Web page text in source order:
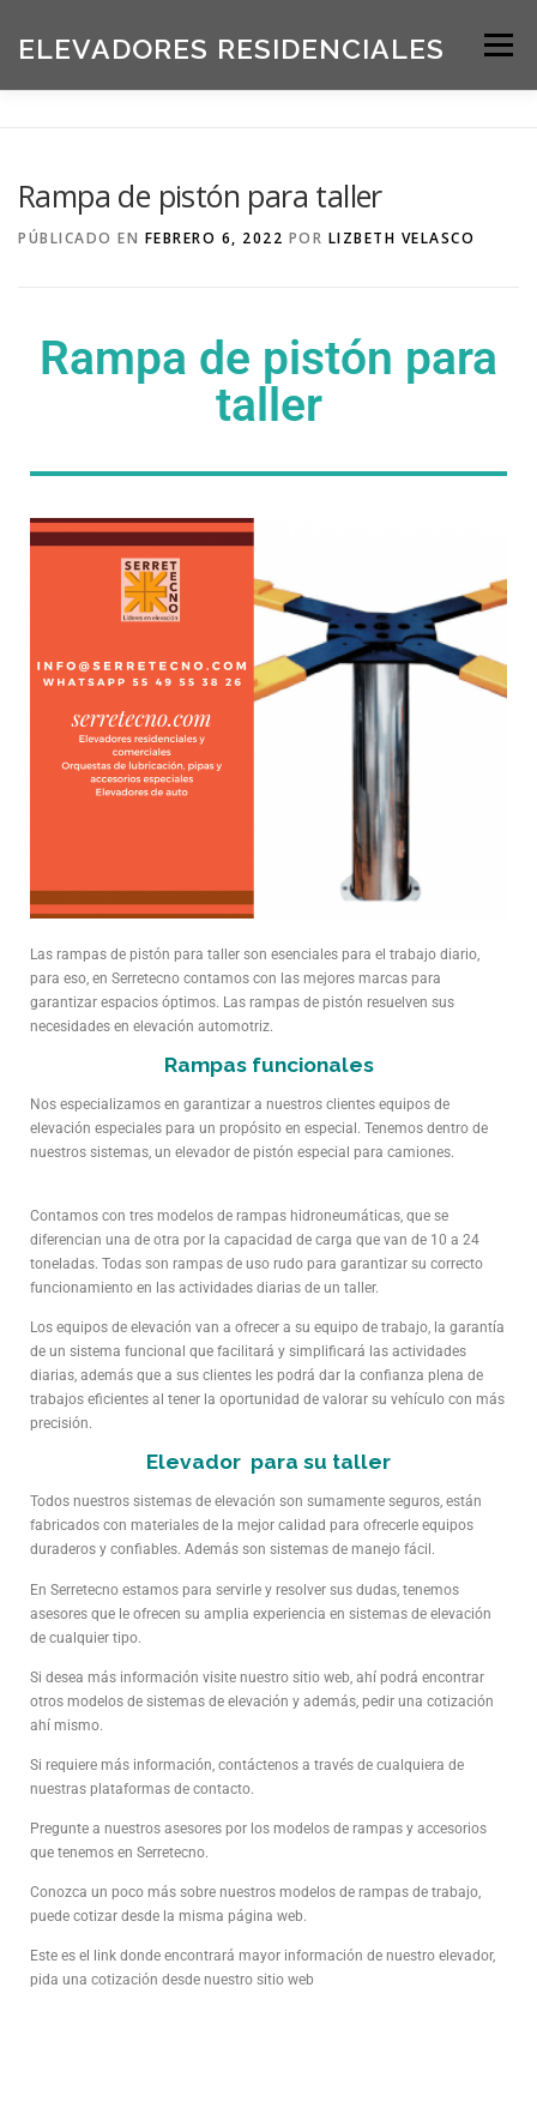
ELEVADORES RESIDENCIALES Menú
Rampa de pistón para taller
PÚBLICADO EN FEBRERO 6, 2022 POR LIZBETH VELASCO
Rampa de pistón para
taller
Las rampas de pistón para taller son esenciales para el trabajo diario,
para eso, en Serretecno contamos con las mejores marcas para
garantizar espacios óptimos. Las rampas de pistón resuelven sus
necesidades en elevación automotriz.
Rampas funcionales
Nos especializamos en garantizar a nuestros clientes equipos de
elevación especiales para un propósito en especial. Tenemos dentro de
nuestros sistemas, un elevador de pistón especial para camiones.
Contamos con tres modelos de rampas hidroneumáticas, que se
diferencian una de otra por la capacidad de carga que van de 10 a 24
toneladas. Todas son rampas de uso rudo para garantizar su correcto
funcionamiento en las actividades diarias de un taller.
Los equipos de elevación van a ofrecer a su equipo de trabajo, la garantía
de un sistema funcional que facilitará y simplificará las actividades
diarias, además que a sus clientes les podrá dar la confianza plena de
trabajos eficientes al tener la oportunidad de valorar su vehículo con más
precisión.
Elevador para su taller
Todos nuestros sistemas de elevación son sumamente seguros, están
fabricados con materiales de la mejor calidad para ofrecerle equipos
duraderos y confiables. Además son sistemas de manejo fácil.
En Serretecno estamos para servirle y resolver sus dudas, tenemos
asesores que le ofrecen su amplia experiencia en sistemas de elevación
de cualquier tipo.
Si desea más información visite nuestro sitio web, ahí podrá encontrar
otros modelos de sistemas de elevación y además, pedir una cotización
ahí mismo.
Si requiere más información, contáctenos a través de cualquiera de
nuestras plataformas de contacto.
Pregunte a nuestros asesores por los modelos de rampas y accesorios
que tenemos en Serretecno.
Conozca un poco más sobre nuestros modelos de rampas de trabajo,
puede cotizar desde la misma página web.
Este es el link donde encontrará mayor información de nuestro elevador,
pida una cotización desde nuestro sitio web